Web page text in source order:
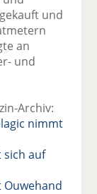
und
an
und
Archiv:
nimmt
sich auf
Ouwehand